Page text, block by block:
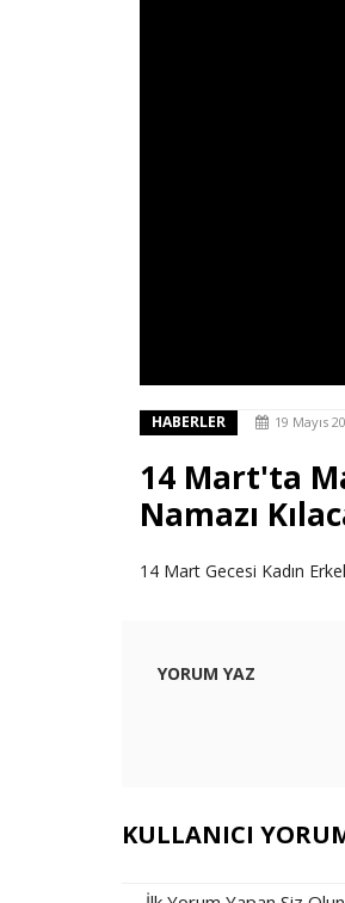
HABERLER 19 Mayıs
14 Mart'ta
Namazı
14 Mart Gecesi Kadın
YORUM YAZ
KULLANICI